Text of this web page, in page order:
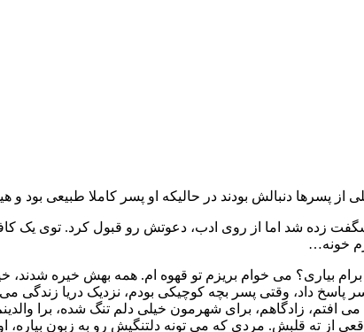
از پسرها دنبالش بودند در حالیکه او پسر کاملا طبیعی
زده شد اما از روی ادب، دعوتش رو قبول کرد. توی
خونه…
بیاری؟ می خوام بریزم تو قهوه ام. همه بهش خیره
پاسخ داد، وقتی پسر بچه کوچیکی بودم، نزدیک دریا
افتم، زادگاهم، برای شهرمون خیلی دلم تنگ شده، برا
از ته قلبش. مردی که می تونه دلتنگیش رو به زبون